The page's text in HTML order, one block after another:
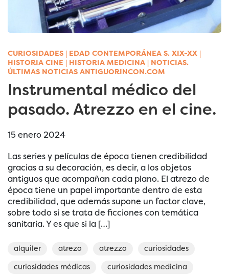
CURIOSIDADES | EDAD CONTEMPORÁNEA S. XIX-XX |
HISTORIA CINE | HISTORIA MEDICINA | NOTICIAS.
ÚLTIMAS NOTICIAS ANTIGUORINCON.COM
Instrumental médico del
pasado. Atrezzo en el cine.
15 enero 2024
Las series y películas de época tienen credibilidad
gracias a su decoración, es decir, a los objetos
antiguos que acompañan cada plano. El atrezo de
época tiene un papel importante dentro de esta
credibilidad, que además supone un factor clave,
sobre todo si se trata de ficciones con temática
sanitaria. Y es que si la […]
alquiler atrezo atrezzo
curiosidades
curiosidades médicas
curiosidades medicina